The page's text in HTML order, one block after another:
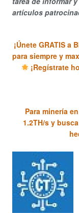
artículos
¡Únete GRATIS a
para siempre y
¡Regístrate
Para minería
1.2TH/s y